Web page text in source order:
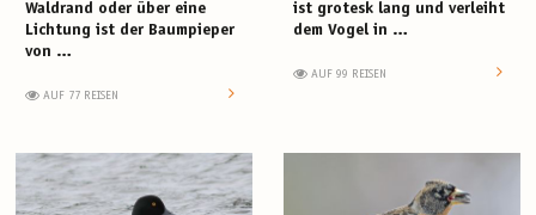
Waldrand oder über eine
Lichtung ist der Baumpieper
von …
AUF 77 REISEN
ist grotesk lang und verleiht
dem Vogel in …
AUF 99 REISEN